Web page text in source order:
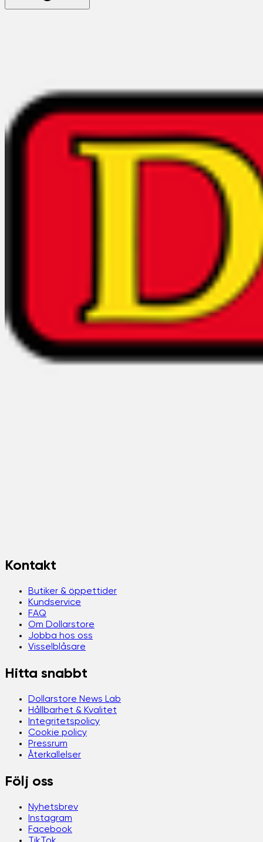
Kontakt
Butiker & öppettider
Kundservice
FAQ
Om Dollarstore
Jobba hos oss
Visselblåsare
Hitta snabbt
Dollarstore News Lab
Hållbarhet & Kvalitet
Integritetspolicy
Cookie policy
Pressrum
Återkallelser
Följ oss
Nyhetsbrev
Instagram
Facebook